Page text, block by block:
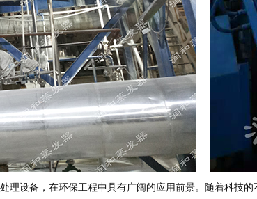
理设备，在环保工程中具有广阔的应用前景。随着科技